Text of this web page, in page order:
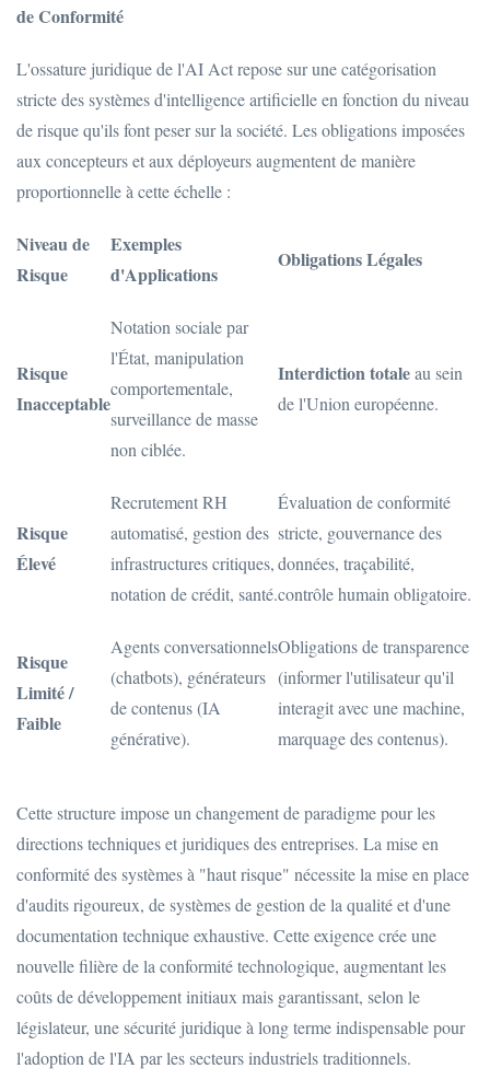
de Conformité
L'ossature juridique de l'AI Act repose sur une catégorisation
stricte des systèmes d'intelligence artificielle en fonction du niveau
de risque qu'ils font peser sur la société. Les obligations imposées
aux concepteurs et aux déployeurs augmentent de manière
proportionnelle à cette échelle :
Niveau de
Risque
Exemples
d'Applications
Obligations Légales
Risque
Inacceptable
Notation sociale par
l'État, manipulation
comportementale,
surveillance de masse
non ciblée.
Interdiction totaleau sein
de l'Union européenne.
Risque
Élevé
Recrutement RH
automatisé, gestion des
infrastructures critiques,
notation de crédit, santé.
Évaluation de conformité
stricte, gouvernance des
données, traçabilité,
contrôle humain obligatoire.
Risque
Limité /
Faible
Agents conversationnels
(chatbots), générateurs
de contenus (IA
générative).
Obligations de transparence
(informer l'utilisateur qu'il
interagit avec une machine,
marquage des contenus).
Cette structure impose un changement de paradigme pour les
directions techniques et juridiques des entreprises. La mise en
conformité des systèmes à "haut risque" nécessite la mise en place
d'audits rigoureux, de systèmes de gestion de la qualité et d'une
documentation technique exhaustive. Cette exigence crée une
nouvelle filière de la conformité technologique, augmentant les
coûts de développement initiaux mais garantissant, selon le
législateur, une sécurité juridique à long terme indispensable pour
l'adoption de l'IA par les secteurs industriels traditionnels.